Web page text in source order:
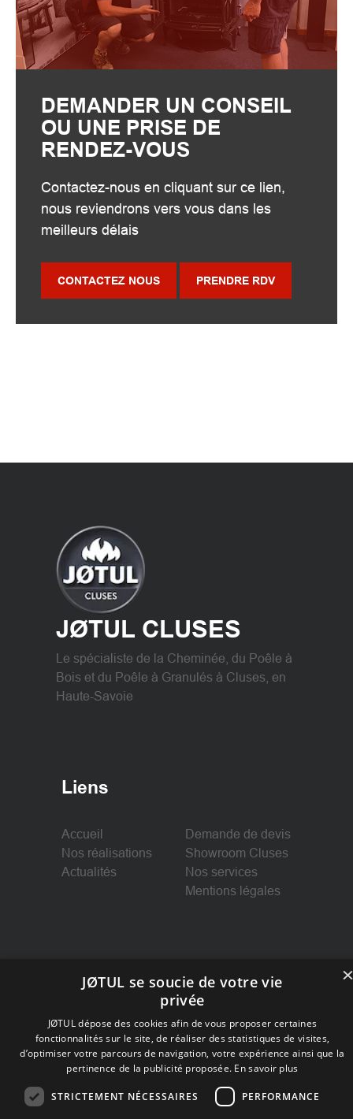
DEMANDER UN CONSEIL
OU UNE PRISE DE
RENDEZ-VOUS
Contactez-nous en cliquant sur ce lien,
nous reviendrons vers vous dans les
meilleurs délais
CONTACTEZ NOUS PRENDRE RDV
JØTUL CLUSES
Le spécialiste de la Cheminée, du Poêle à
Bois et du Poêle à Granulés à Cluses, en
Haute-Savoie
Liens
Accueil
Nos réalisations
Actualités
Demande de devis
Showroom Cluses
Nos services
Mentions légales
JØTUL se soucie de votre vie
privée
JØTUL dépose des cookies afin de vous proposer certaines
fonctionnalités sur le site, de réaliser des statistiques de visites,
d’optimiser votre parcours de navigation, votre expérience ainsi que la
pertinence de la publicité proposée. En savoir plus
STRICTEMENT NÉCESSAIRES PERFORMANCE